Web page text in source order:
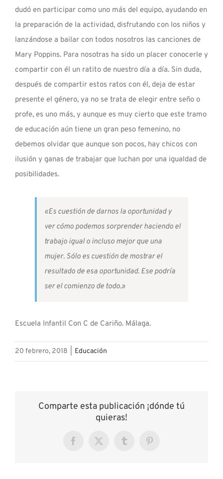
dudó en participar como uno más del equipo, ayudando en
la preparación de la actividad, disfrutando con los niños y
lanzándose a bailar con todos nosotros las canciones de
Mary Poppins. Para nosotras ha sido un placer conocerle y
compartir con él un ratito de nuestro día a día. Sin duda,
después de compartir estos ratos con él, deja de estar
presente el género, ya no se trata de elegir entre seño o
profe, es uno más, y aunque es muy cierto que este tramo
de educación aún tiene un gran peso femenino, no
debemos olvidar que aunque son pocos, hay chicos con
ilusión y ganas de trabajar que luchan por una igualdad de
posibilidades.
«Es cuestión de darnos la oportunidad y
ver cómo podemos sorprender haciendo el
trabajo igual o incluso mejor que una
mujer. Sólo es cuestión de mostrar el
resultado de esa oportunidad. Ese podría
ser el comienzo de todo.»
Escuela Infantil Con C de Cariño. Málaga.
20 febrero, 2018 Educación
Comparte esta publicación ¡dónde tú
quieras!
Facebook
X TumblrPinterest